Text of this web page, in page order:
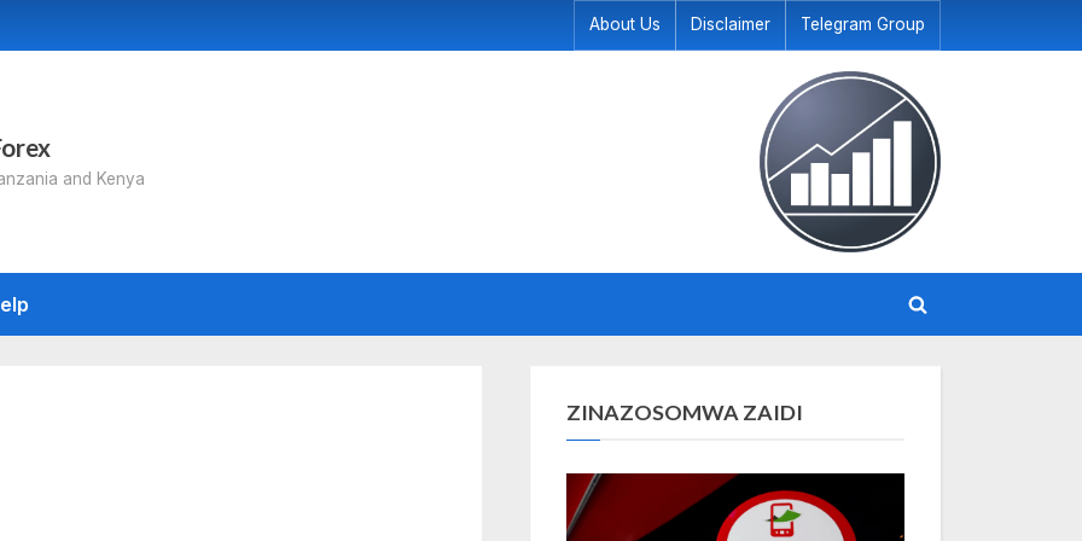
About Us Disclaimer Telegram Group
and Kenya
Toggle
ZINAZOSOMWA ZAIDI